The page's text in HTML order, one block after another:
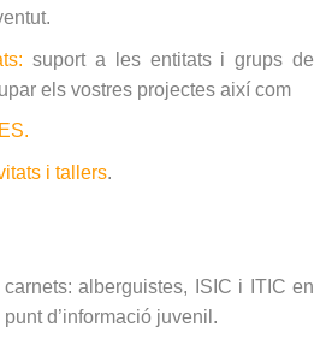
suport a les entitats i grups de
els vostres projectes així com
i tallers.
carnets: alberguistes, ISIC i ITIC en
d’informació juvenil.